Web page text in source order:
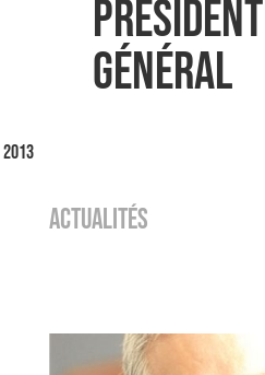
général
ACTUALITÉS